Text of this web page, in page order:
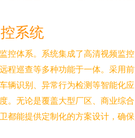
系统
控体系。系统集成了高清视频监
程巡查等多种功能于一体。采用
辆识别、异常行为检测等智能化应
。无论是覆盖大型厂区、商业综合
都能提供定制化的方案设计，确